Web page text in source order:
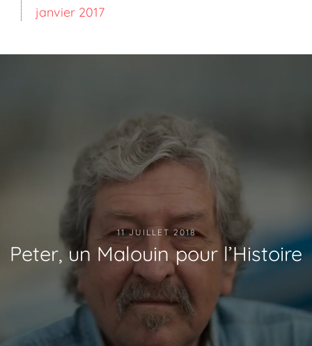
janvier 2017
11 JUILLET 2018
Peter, un Malouin pour l’Histoire